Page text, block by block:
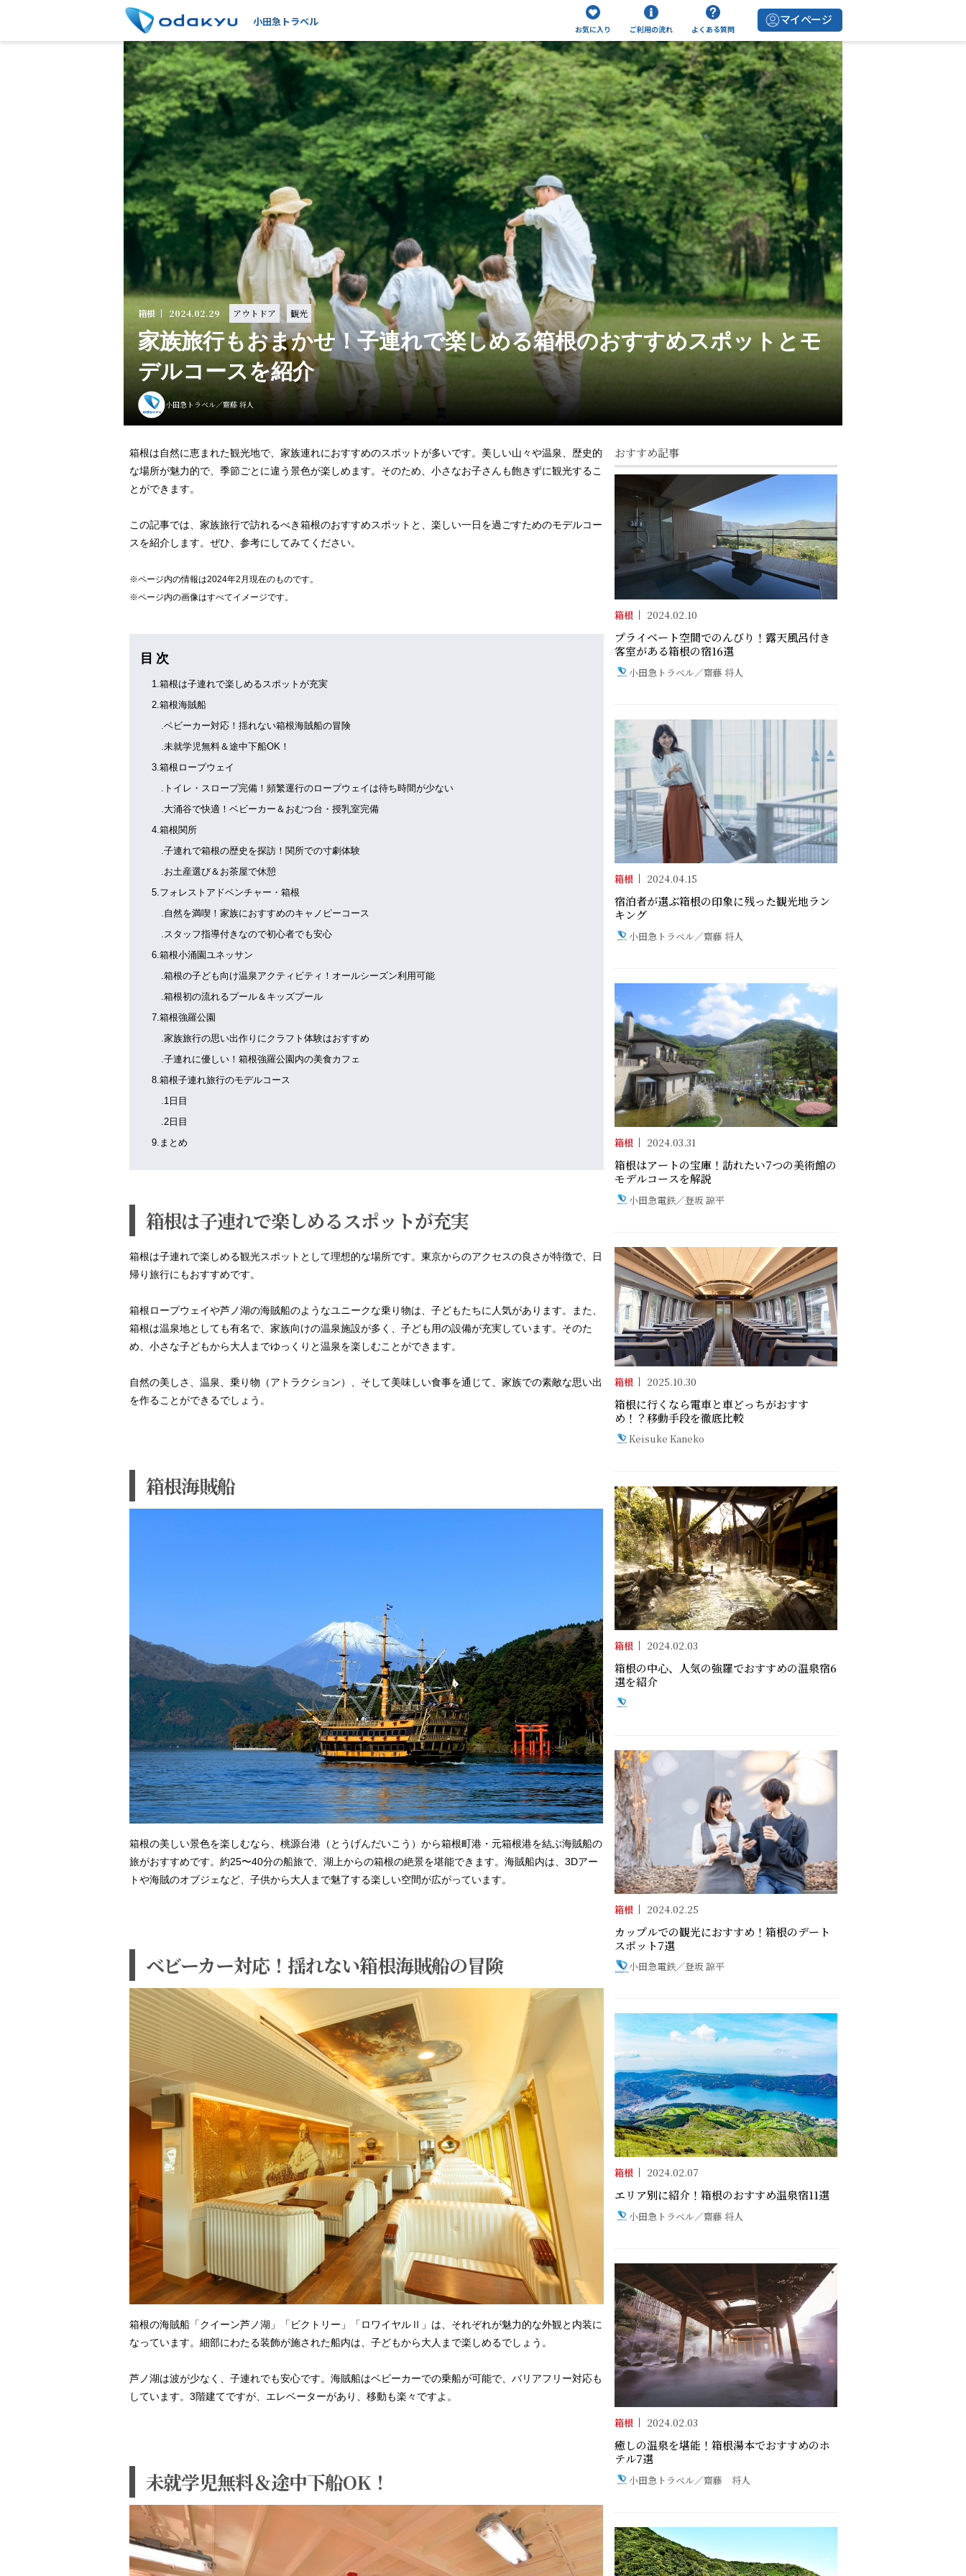
小田急トラベル
お気に入り ご利用の流れ よくある質問
マイページ
箱根 2024.02.29 アウトドア 観光
家族旅行もおまかせ！子連れで楽しめる箱根のおすすめスポットとモ
デルコースを紹介
小田急トラベル／齋藤 将人
箱根は自然に恵まれた観光地で、家族連れにおすすめのスポットが多いです。美しい山々や温泉、歴史的
な場所が魅力的で、季節ごとに違う景色が楽しめます。そのため、小さなお子さんも飽きずに観光するこ
とができます。
この記事では、家族旅行で訪れるべき箱根のおすすめスポットと、楽しい一日を過ごすためのモデルコー
スを紹介します。ぜひ、参考にしてみてください。
※ページ内の情報は2024年2月現在のものです。
※ページ内の画像はすべてイメージです。
目 次
1.箱根は子連れで楽しめるスポットが充実
2.箱根海賊船
.ベビーカー対応！揺れない箱根海賊船の冒険
.未就学児無料＆途中下船OK！
3.箱根ロープウェイ
.トイレ・スロープ完備！頻繁運行のロープウェイは待ち時間が少ない
.大涌谷で快適！ベビーカー＆おむつ台・授乳室完備
4.箱根関所
.子連れで箱根の歴史を探訪！関所での寸劇体験
.お土産選び＆お茶屋で休憩
5.フォレストアドベンチャー・箱根
.自然を満喫！家族におすすめのキャノピーコース
.スタッフ指導付きなので初心者でも安心
6.箱根小涌園ユネッサン
.箱根の子ども向け温泉アクティビティ！オールシーズン利用可能
.箱根初の流れるプール＆キッズプール
7.箱根強羅公園
.家族旅行の思い出作りにクラフト体験はおすすめ
.子連れに優しい！箱根強羅公園内の美食カフェ
8.箱根子連れ旅行のモデルコース
.1日目
.2日目
9.まとめ
箱根は子連れで楽しめるスポットが充実
箱根は子連れで楽しめる観光スポットとして理想的な場所です。東京からのアクセスの良さが特徴で、日
帰り旅行にもおすすめです。
箱根ロープウェイや芦ノ湖の海賊船のようなユニークな乗り物は、子どもたちに人気があります。また、
箱根は温泉地としても有名で、家族向けの温泉施設が多く、子ども用の設備が充実しています。そのた
め、小さな子どもから大人までゆっくりと温泉を楽しむことができます。
自然の美しさ、温泉、乗り物（アトラクション）、そして美味しい食事を通じて、家族での素敵な思い出
を作ることができるでしょう。
箱根海賊船
箱根の美しい景色を楽しむなら、桃源台港（とうげんだいこう）から箱根町港・元箱根港を結ぶ海賊船の
旅がおすすめです。約25〜40分の船旅で、湖上からの箱根の絶景を堪能できます。海賊船内は、3Dアー
トや海賊のオブジェなど、子供から大人まで魅了する楽しい空間が広がっています。
ベビーカー対応！揺れない箱根海賊船の冒険
箱根の海賊船「クイーン芦ノ湖」「ビクトリー」「ロワイヤルⅡ」は、それぞれが魅力的な外観と内装に
なっています。細部にわたる装飾が施された船内は、子どもから大人まで楽しめるでしょう。
芦ノ湖は波が少なく、子連れでも安心です。海賊船はベビーカーでの乗船が可能で、バリアフリー対応も
しています。3階建てですが、エレベーターがあり、移動も楽々ですよ。
未就学児無料＆途中下船OK！
おすすめ記事
箱根 2024.02.10
プライベート空間でのんびり！露天風呂付き
客室がある箱根の宿16選
小田急トラベル／齋藤 将人
箱根 2024.04.15
宿泊者が選ぶ箱根の印象に残った観光地ラン
キング
小田急トラベル／齋藤 将人
箱根 2024.03.31
箱根はアートの宝庫！訪れたい7つの美術館の
モデルコースを解説
小田急電鉄／登坂 諒平
箱根 2025.10.30
箱根に行くなら電車と車どっちがおすす
め！？移動手段を徹底比較
Keisuke Kaneko
箱根 2024.02.03
箱根の中心、人気の強羅でおすすめの温泉宿6
選を紹介
箱根 2024.02.25
カップルでの観光におすすめ！箱根のデート
スポット7選
小田急電鉄／登坂 諒平
箱根 2024.02.07
エリア別に紹介！箱根のおすすめ温泉宿11選
小田急トラベル／齋藤 将人
箱根 2024.02.03
癒しの温泉を堪能！箱根湯本でおすすめのホ
テル7選
小田急トラベル／齋藤 将人